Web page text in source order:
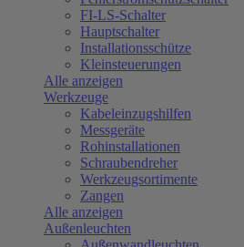
FI-LS-Schalter
Hauptschalter
Installationsschütze
Kleinsteuerungen
Alle anzeigen
Werkzeuge
Kabeleinzugshilfen
Messgeräte
Rohinstallationen
Schraubendreher
Werkzeugsortimente
Zangen
Alle anzeigen
Außenleuchten